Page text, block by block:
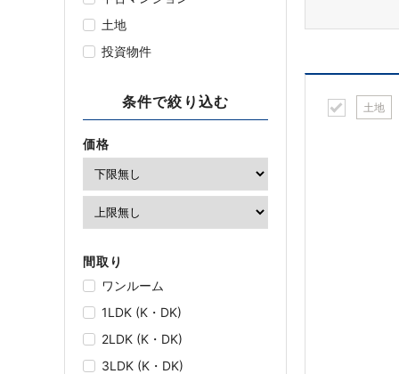
土地
投資物件
条件で絞り込む
価格
間取り
ワンルーム
1LDK (K・DK)
2LDK (K・DK)
3LDK (K・DK)
土地